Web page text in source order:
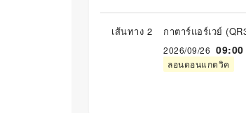
เส้นทาง 2 กาตาร์แอร์เวย์ (
2026/09/26 09:00
ลอนดอนแกตวิค